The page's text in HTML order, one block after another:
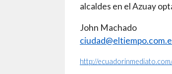
alcaldes en el Azuay
John Machado
http://